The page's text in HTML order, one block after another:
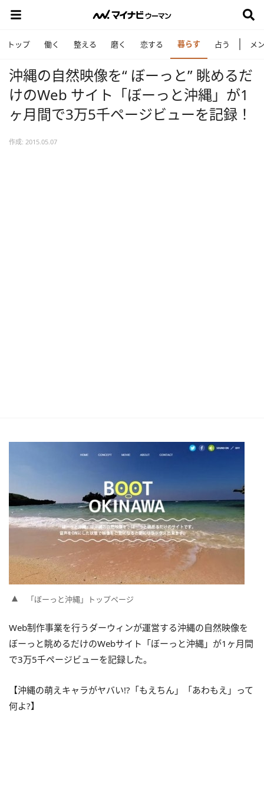
トップ 働く 整える 磨く 恋する 暮らす 占う メ
沖縄の自然映像を“ ぼーっと” 眺めるだ
けのWeb サイト「ぼーっと沖縄」が1
ヶ月間で3万5千ページビューを記録！
作成: 2015.05.07
「ぼーっと沖縄」トップページ
Web制作事業を行うダーウィンが運営する沖縄の自然映像を
ぼーっと眺めるだけのWebサイト「ぼーっと沖縄」が1ヶ月間
で3万5千ページビューを記録した。
【沖縄の萌えキャラがヤバい!?「もえちん」「あわもえ」って
何よ?】